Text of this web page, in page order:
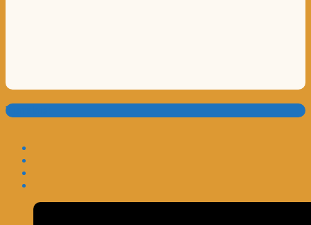
Translate: